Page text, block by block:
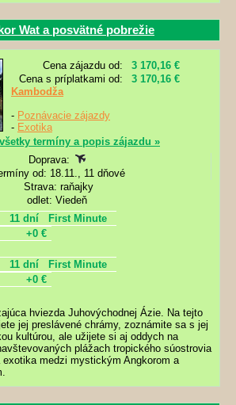
Wat a posvätné pobrežie
Cena zájazdu od:
3 170,16 €
Cena s príplatkami od:
3 170,16 €
Kambodža
- Poznávacie zájazdy
- Exotika
termíny a popis zájazdu »
Doprava:
od: 18.11., 11 dňové
Strava: raňajky
odlet: Viedeň
11 dní
First Minute
+0 €
11 dní
First Minute
+0 €
hviezda Juhovýchodnej Ázie. Na tejto
jej preslávené chrámy, zoznámite sa s jej
kultúrou, ale užijete si aj oddych na
plážach tropického súostrovia
exotika medzi mystickým Angkorom a